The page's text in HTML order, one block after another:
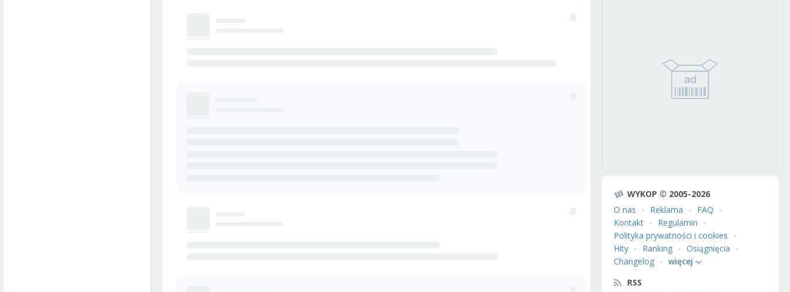
WYKOP © 2005-2026
O nas
Reklama
FAQ
Kontakt
Regulamin
Polityka prywatności i cookies
Hity
Ranking
Osiągnięcia
Changelog
więcej
RSS